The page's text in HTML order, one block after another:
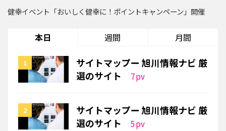
健幸イベント「おいしく健幸に！ポイントキャンペーン」開催
本日 週間 月間
サイトマップー 旭川情報ナビ 厳
選のサイト
7pv
サイトマップー 旭川情報ナビ 厳
選のサイト
5pv